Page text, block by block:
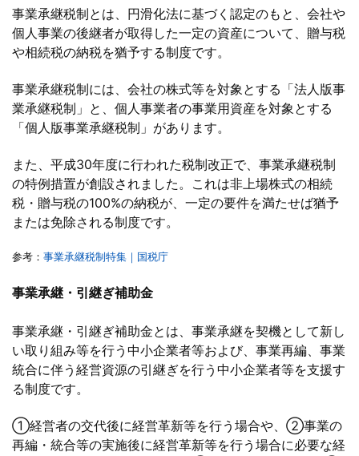
事業承継税制とは、円滑化法に基づく認定のもと、会社や
個人事業の後継者が取得した一定の資産について、贈与税
や相続税の納税を猶予する制度です。
事業承継税制には、会社の株式等を対象とする「法人版事
業承継税制」と、個人事業者の事業用資産を対象とする
「個人版事業承継税制」があります。
また、平成30年度に行われた税制改正で、事業承継税制
の特例措置が創設されました。これは非上場株式の相続
税・贈与税の100%の納税が、一定の要件を満たせば猶予
または免除される制度です。
参考： 事業承継税制特集｜国税庁
事業承継・引継ぎ補助金
事業承継・引継ぎ補助金とは、事業承継を契機として新し
い取り組み等を行う中小企業者等および、事業再編、事業
統合に伴う経営資源の引継ぎを行う中小企業者等を支援す
る制度です。
①経営者の交代後に経営革新等を行う場合や、②事業の
再編・統合等の実施後に経営革新等を行う場合に必要な経